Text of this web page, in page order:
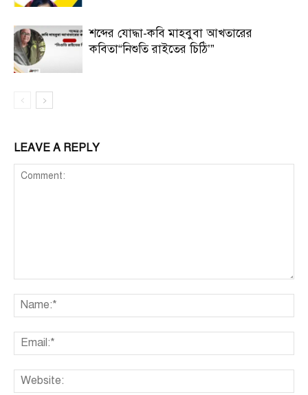
শব্দের যোদ্ধা-কবি মাহবুবা আখতারের
কবিতা“নিশুতি রাইতের চিঠি’”
LEAVE A REPLY